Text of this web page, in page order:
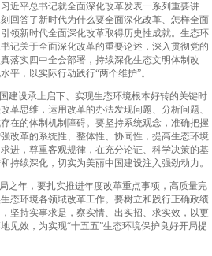
平总书记就全面深化改革发表一系列重要讲
回答了新时代为什么要全面深化改革、怎样全面
领新时代全面深化改革取得历史性成就。生态环
记关于全面深化改革的重要论述，深入贯彻党的
落实四中全会部署，持续深化生态文明体制改
平，以实际行动践行“两个维护”。
设承上启下、实现生态环境根本好转的关键时
革思维，运用改革的办法发现问题、分析问题、
在的体制机制障碍。要坚持系统观念，准确把握
改革的系统性、整体性、协同性，提高生态环境
进，尊重客观规律，在充分论证、科学决策的基
持续深化，切实为美丽中国建设注入强劲动力。
年，要扎实推进年度改革重点事项，高质量完
态环境各领域改革工作。要树立和践行正确政绩
坚持实事求是，察实情、出实招、求实效，以更
见效，为实现“十五五”生态环境保护良好开局提